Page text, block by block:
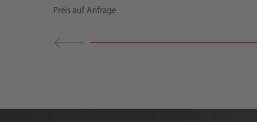
Preis auf Anfrage